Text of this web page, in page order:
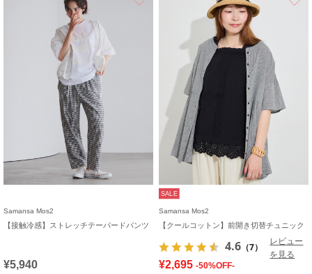
Samansa Mos2
【接触冷感】ストレッチテーパードパンツ
¥5,940
SALE
Samansa Mos2
【クールコットン】前開き切替チュニック
4.6 （7）
レビュー
を見る
¥2,695 -50%OFF-